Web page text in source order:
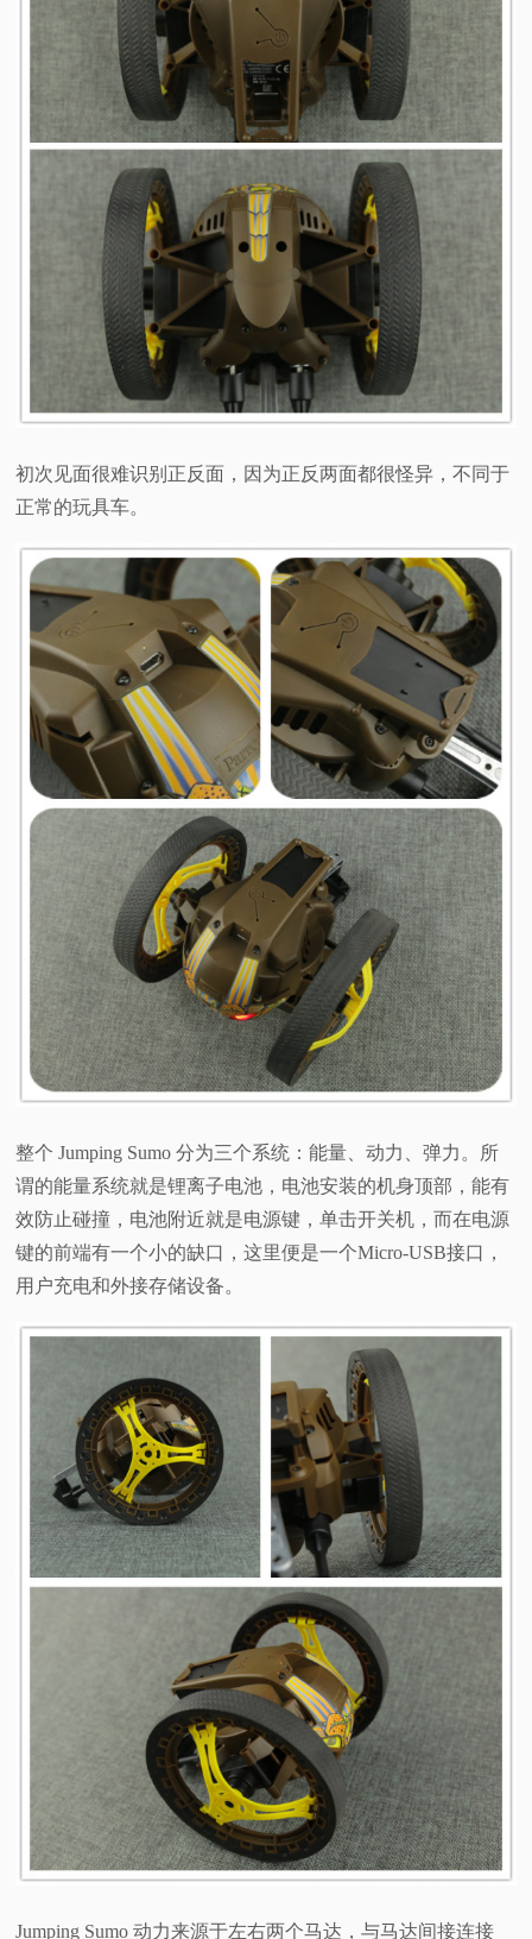
初次见面很难识别正反面，因为正反两面都很怪异，不同于
正常的玩具车。
整个 Jumping Sumo 分为三个系统：能量、动力、弹力。所
谓的能量系统就是锂离子电池，电池安装的机身顶部，能有
效防止碰撞，电池附近就是电源键，单击开关机，而在电源
键的前端有一个小的缺口，这里便是一个Micro-USB接口，
用户充电和外接存储设备。
Jumping Sumo 动力来源于左右两个马达，与马达间接连接